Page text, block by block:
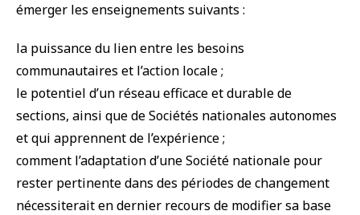
émerger les enseignements suivants :
la puissance du lien entre les besoins
communautaires et l’action locale ;
le potentiel d’un réseau efficace et durable de
sections, ainsi que de Sociétés nationales autonomes
et qui apprennent de l’expérience ;
comment l’adaptation d’une Société nationale pour
rester pertinente dans des périodes de changement
nécessiterait en dernier recours de modifier sa base